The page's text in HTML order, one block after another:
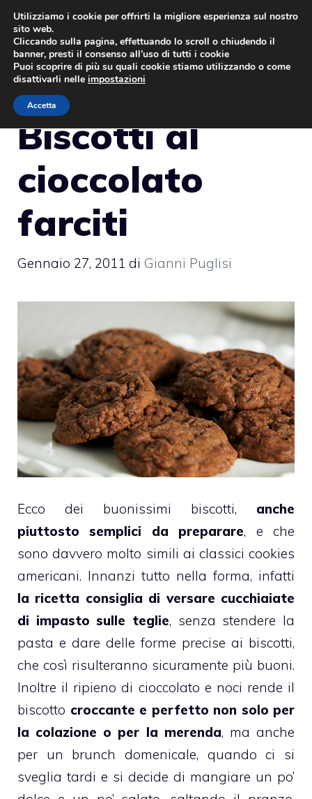
Vai
contenuto
Biscotti al
cioccolato
farciti
Gennaio 27, 2011 di Gianni Puglisi
Ecco dei buonissimi biscotti, anche
piuttosto semplici da preparare, e che
sono davvero molto simili ai classici cookies
americani. Innanzi tutto nella forma, infatti
la ricetta consiglia di versare cucchiaiate
di impasto sulle teglie, senza stendere la
pasta e dare delle forme precise ai biscotti,
che così risulteranno sicuramente più buoni.
Inoltre il ripieno di cioccolato e noci rende il
biscotto croccante e perfetto non solo per
la colazione o per la merenda, ma anche
per un brunch domenicale, quando ci si
sveglia tardi e si decide di mangiare un po’
Utilizziamo i cookie per offrirti la migliore esperienza sul nostro
sito web.
Cliccando sulla pagina, effettuando lo scroll o chiudendo il
banner, presti il consenso all’uso di tutti i cookie
Puoi scoprire di più su quali cookie stiamo utilizzando o come
disattivarli nelle impostazioni
Accetta